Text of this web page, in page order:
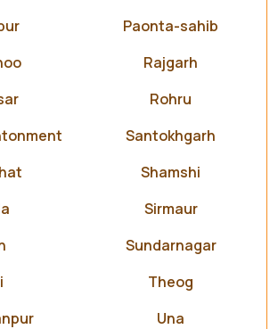
Paonta-sahib
Rajgarh
Rohru
Santokhgarh
Shamshi
Sirmaur
Sundarnagar
Theog
Una